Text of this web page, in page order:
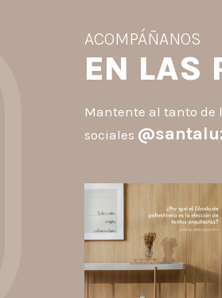
ACOMPÁÑANOS
EN LAS
Mantente al tanto de
sociales
Los Zócalos de poliestireno
ganaron protagonismo en la
arquitectura porque combinan
estética, practicidad y
desempeño en un solo
A